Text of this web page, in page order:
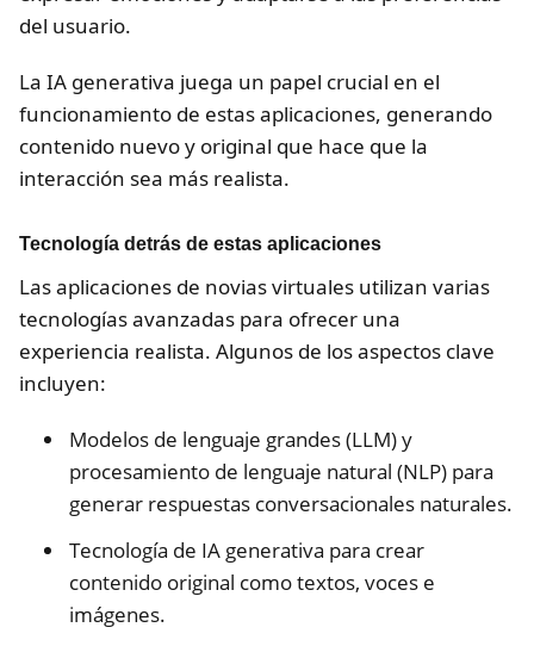
del usuario.
La IA generativa juega un papel crucial en el
funcionamiento de estas aplicaciones, generando
contenido nuevo y original que hace que la
interacción sea más realista.
Tecnología detrás de estas aplicaciones
Las aplicaciones de novias virtuales utilizan varias
tecnologías avanzadas para ofrecer una
experiencia realista. Algunos de los aspectos clave
incluyen:
Modelos de lenguaje grandes (LLM) y
procesamiento de lenguaje natural (NLP) para
generar respuestas conversacionales naturales.
Tecnología de IA generativa para crear
contenido original como textos, voces e
imágenes.